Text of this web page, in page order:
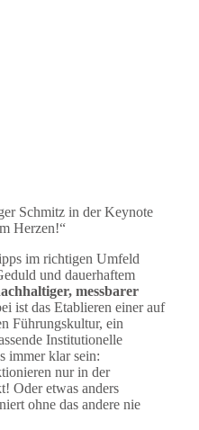
Schmitz in der Keynote
Herzen!“
im richtigen Umfeld
und dauerhaftem
messbarer
ist das Etablieren einer auf
Führungskultur, ein
Institutionelle
immer klar sein:
nur in der
Oder etwas anders
ohne das andere nie